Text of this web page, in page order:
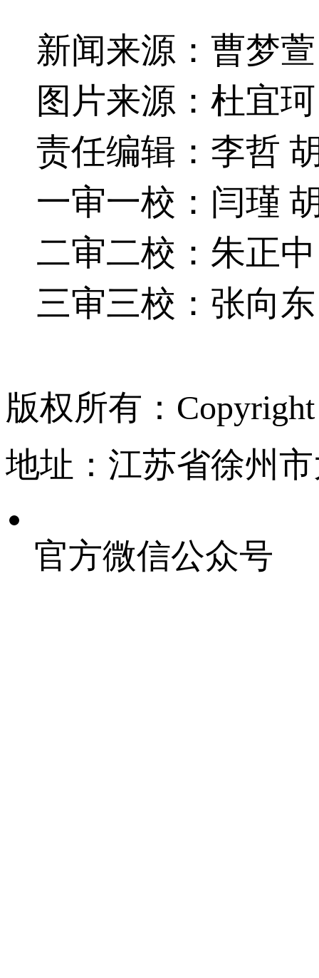
新闻来源： 曹梦萱
图片来源：杜宜珂
责任编辑：李哲
一审一校：闫瑾
二审二校：朱正中
三审三校：张向东
版权所有：
地址：江苏省徐州
官方微信公众号